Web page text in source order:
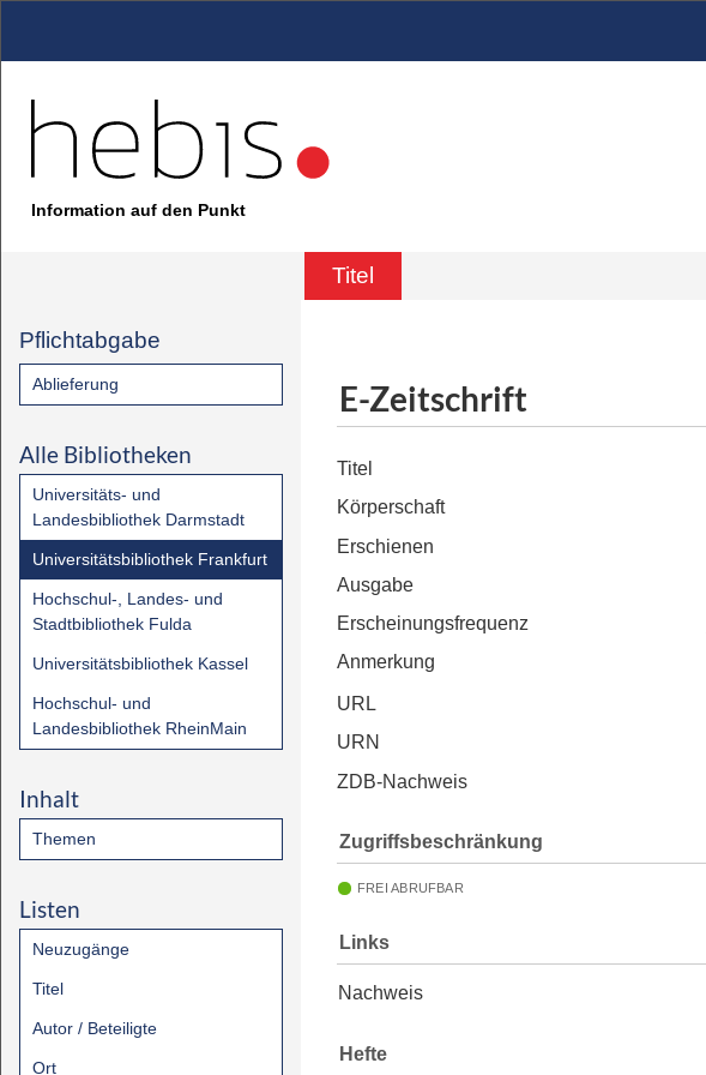
Information auf den Punkt
Titel
Pflichtabgabe
Ablieferung
Alle Bibliotheken
Universitäts- und
Landesbibliothek Darmstadt
Universitätsbibliothek Frankfurt
Hochschul-, Landes- und
Stadtbibliothek Fulda
Universitätsbibliothek Kassel
Hochschul- und
Landesbibliothek RheinMain
Inhalt
Themen
Listen
Neuzugänge
Titel
Autor / Beteiligte
Ort
E-Zeitschrift
Titel
Körperschaft
Erschienen
Ausgabe
Erscheinungsfrequenz
Anmerkung
URL
URN
ZDB-Nachweis
Zugriffsbeschränkung
FREI ABRUFBAR
Links
Nachweis
Hefte